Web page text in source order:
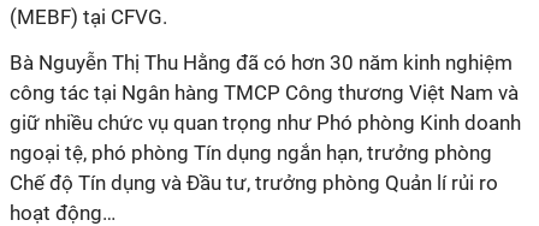
(MEBF) tại CFVG.
Bà Nguyễn Thị Thu Hằng đã có hơn 30 năm kinh nghiệm
công tác tại Ngân hàng TMCP Công thương Việt Nam và
giữ nhiều chức vụ quan trọng như Phó phòng Kinh doanh
ngoại tệ, phó phòng Tín dụng ngắn hạn, trưởng phòng
Chế độ Tín dụng và Đầu tư, trưởng phòng Quản lí rủi ro
hoạt động…